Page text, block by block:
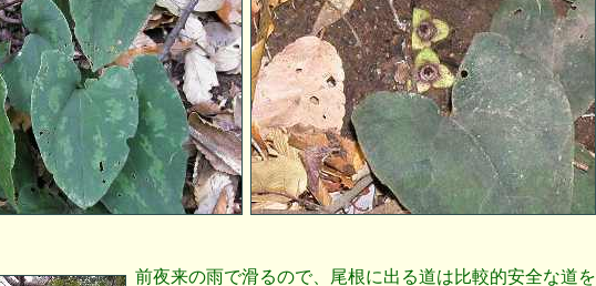
前夜来の雨で滑るので、尾根に出る道は比較的安全な道を